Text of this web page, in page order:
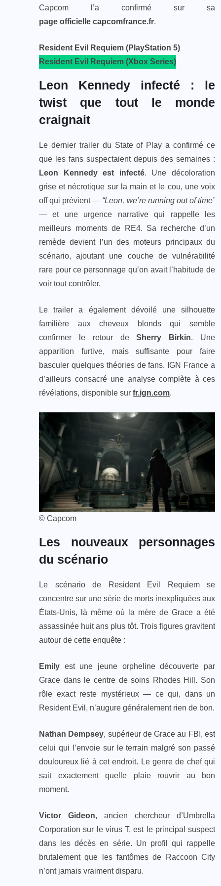
Capcom l’a confirmé sur sa
page officielle capcomfrance.fr.
Resident Evil Requiem (PlayStation 5)
Resident Evil Requiem (Xbox Series)
Leon Kennedy infecté : le
twist que tout le monde
craignait
Le dernier trailer du State of Play a confirmé ce
que les fans suspectaient depuis des semaines :
Leon Kennedy est infecté. Une décoloration
grise et nécrotique sur la main et le cou, une voix
off qui prévient — “Leon, we’re running out of time”
— et une urgence narrative qui rappelle les
meilleurs moments de RE4. Sa recherche d’un
remède devient l’un des moteurs principaux du
scénario, ajoutant une couche de vulnérabilité
rare pour ce personnage qu’on avait l’habitude de
voir tout contrôler.
Le trailer a également dévoilé une silhouette
familière aux cheveux blonds qui semble
confirmer le retour deSherry Birkin. Une
apparition furtive, mais suffisante pour faire
basculer quelques théories de fans. IGN France a
d’ailleurs consacré une analyse complète à ces
révélations, disponible sur fr.ign.com.
© Capcom
Les nouveaux personnages
du scénario
Le scénario de Resident Evil Requiem se
concentre sur une série de morts inexpliquées aux
États-Unis, là même où la mère de Grace a été
assassinée huit ans plus tôt. Trois figures gravitent
autour de cette enquête :
Emily est une jeune orpheline découverte par
Grace dans le centre de soins Rhodes Hill. Son
rôle exact reste mystérieux — ce qui, dans un
Resident Evil, n’augure généralement rien de bon.
Nathan Dempsey, supérieur de Grace au FBI, est
celui qui l’envoie sur le terrain malgré son passé
douloureux lié à cet endroit. Le genre de chef qui
sait exactement quelle plaie rouvrir au bon
moment.
Victor Gideon, ancien chercheur d’Umbrella
Corporation sur le virus T, est le principal suspect
dans les décès en série. Un profil qui rappelle
brutalement que les fantômes de Raccoon City
n’ont jamais vraiment disparu.